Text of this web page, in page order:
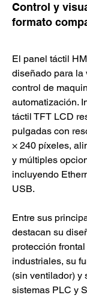
Control y
formato
El panel táctil
diseñado para la
control de
automatización.
táctil TFT LCD
pulgadas con
× 240 píxeles,
y múltiples
incluyendo
USB.
Entre sus
destacan su
protección
industriales, su
(sin ventilador) y
sistemas PLC y